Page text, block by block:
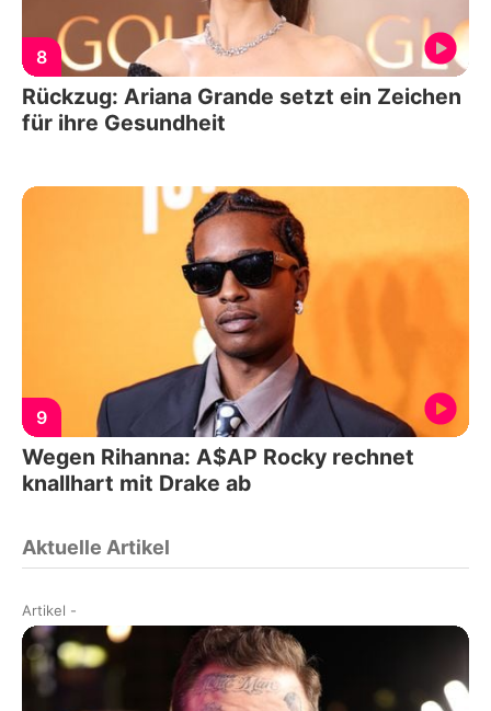
8
Rückzug: Ariana Grande setzt ein Zeichen
für ihre Gesundheit
9
Wegen Rihanna: A$AP Rocky rechnet
knallhart mit Drake ab
Aktuelle Artikel
Artikel -